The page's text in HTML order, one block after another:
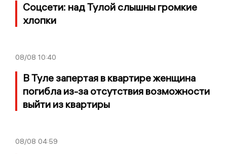
Соцсети: над Тулой слышны громкие
хлопки
08/08 10:40
В Туле запертая в квартире женщина
погибла из-за отсутствия возможности
выйти из квартиры
08/08 04:59